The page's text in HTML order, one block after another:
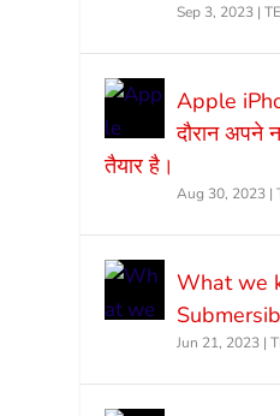
Sep 3, 2023 |
Apple
दौरान अपने
तैयार है।
Aug 30, 2023 |
What we
Jun 21, 2023 |